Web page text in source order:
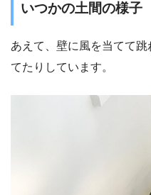
いつかの土間の様子
あえて、壁に風を当てて
てたりしています。